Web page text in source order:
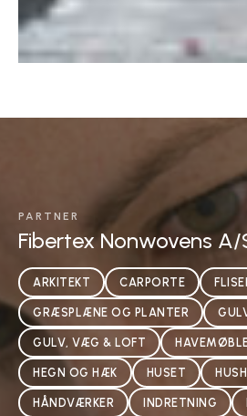
PARTNER
Fibertex Nonwovens A/
ARKITEKT CARPORTE
GRÆSPLÆNE OG PLANTER
GULV, VÆG & LOFT
HEGN OG HÆK HUSET
HÅNDVÆRKER INDRETNING